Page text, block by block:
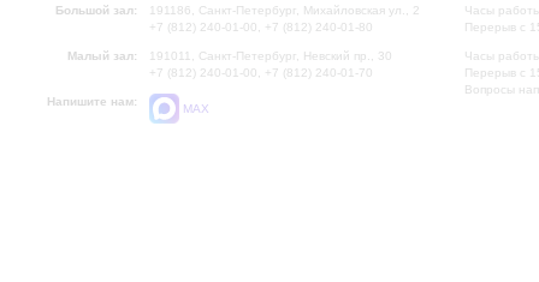
Большой зал:
191186, Санкт-Петербург, Михайловская ул., 2
+7 (812) 240-01-00, +7 (812) 240-01-80
Малый зал:
191011, Санкт-Петербург, Невский пр., 30
+7 (812) 240-01-00, +7 (812) 240-01-70
Напишите нам:
MAX
Часы
Перерыв с
Часы
Перерыв с
Вопросы